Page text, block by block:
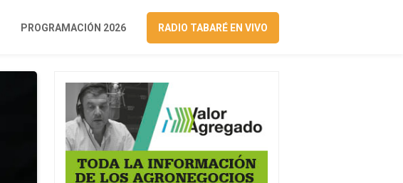
PROGRAMACIÓN 2026 RADIO TABARÉ EN VIVO